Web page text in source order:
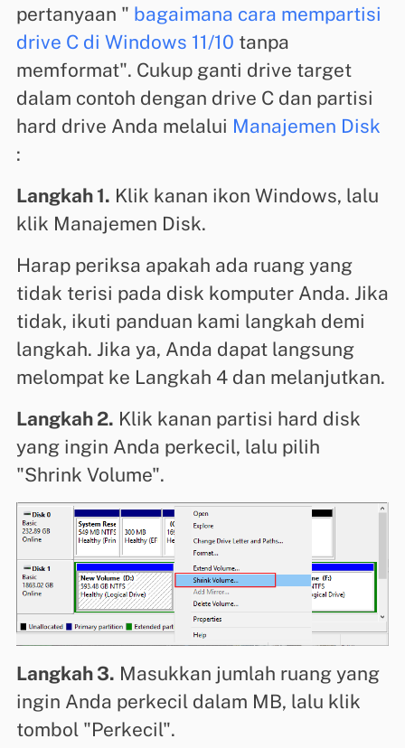
pertanyaan " bagaimana cara mempartisi
drive C di Windows 11/10 tanpa
memformat". Cukup ganti drive target
dalam contoh dengan drive C dan partisi
hard drive Anda melalui Manajemen Disk
:
Langkah 1. Klik kanan ikon Windows, lalu
klik Manajemen Disk.
Harap periksa apakah ada ruang yang
tidak terisi pada disk komputer Anda. Jika
tidak, ikuti panduan kami langkah demi
langkah. Jika ya, Anda dapat langsung
melompat ke Langkah 4 dan melanjutkan.
Langkah 2. Klik kanan partisi hard disk
yang ingin Anda perkecil, lalu pilih
"Shrink Volume".
Langkah 3. Masukkan jumlah ruang yang
ingin Anda perkecil dalam MB, lalu klik
tombol "Perkecil".